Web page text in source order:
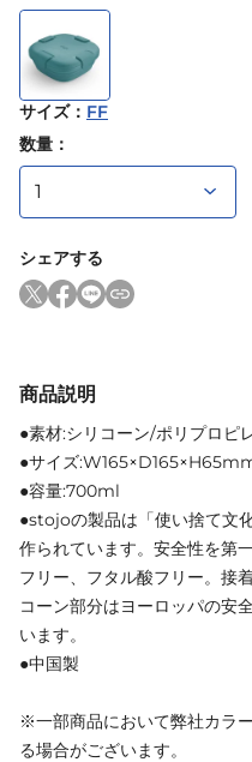
サイズ： FF
数量：
シェアする
商品説明
●素材:シリコーン/ポリプロピ
●サイズ
●容量:700ml
●stojoの製品は「使い捨て文
作られています。安全性を第
フリー、フタル酸フリー。接
コーン部分はヨーロッパの安
います。
●中国製
※一部商品において弊社カラ
る場合がございます。